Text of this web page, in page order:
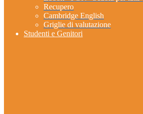
Recupero
Cambridge English
Griglie di valutazione
Studenti e Genitori